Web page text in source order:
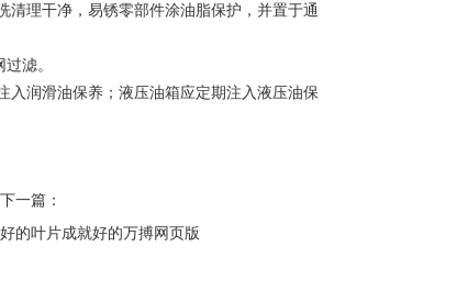
理干净，易锈零部件涂油脂保护，并置于通
滤。
润滑油保养；液压油箱应定期注入液压油保
下一篇：
好的叶片成就好的万搏网页版